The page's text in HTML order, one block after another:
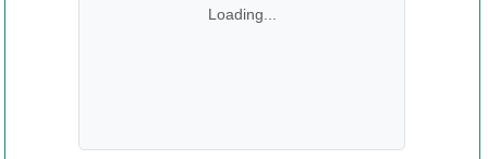
Loading...